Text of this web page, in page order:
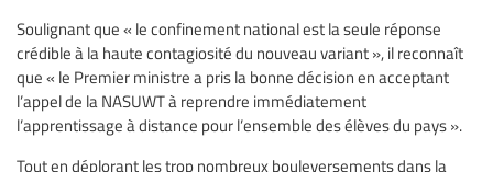
Soulignant que « le confinement national est la seule réponse
crédible à la haute contagiosité du nouveau variant », il reconnaît
que « le Premier ministre a pris la bonne décision en acceptant
l’appel de la NASUWT à reprendre immédiatement
l’apprentissage à distance pour l’ensemble des élèves du pays ».
Tout en déplorant les trop nombreux bouleversements dans la